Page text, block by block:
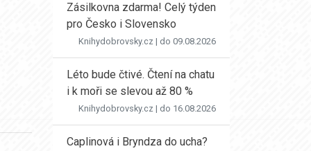
Zásilkovna zdarma! Celý týden
pro Česko i Slovensko
Knihydobrovsky.cz | do 09.08.2026
Léto bude čtivé. Čtení na chatu
i k moři se slevou až 80 %
Knihydobrovsky.cz | do 16.08.2026
Caplinová i Bryndza do ucha?